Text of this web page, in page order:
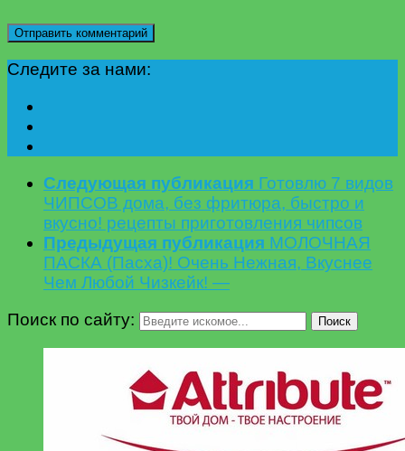
Следите за нами:
Следующая публикация Готовлю 7 видов
ЧИПСОВ дома, без фритюра, быстро и
вкусно! рецепты приготовления чипсов
Предыдущая публикация МОЛОЧНАЯ
ПАСКА (Пасха)! Очень Нежная, Вкуснее
Чем Любой Чизкейк! —
Поиск по сайту:
Поиск